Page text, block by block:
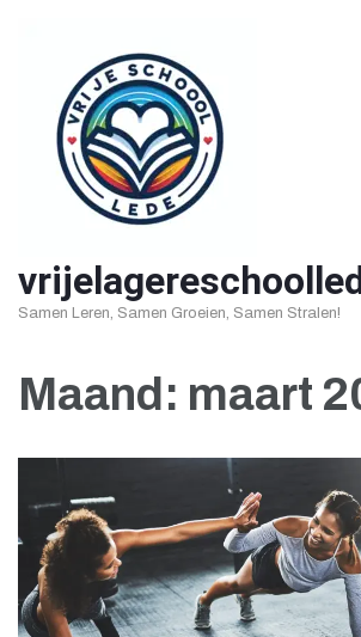
inhoud
Samen Leren, Samen Groeien, Samen Stralen!
Maand: maart